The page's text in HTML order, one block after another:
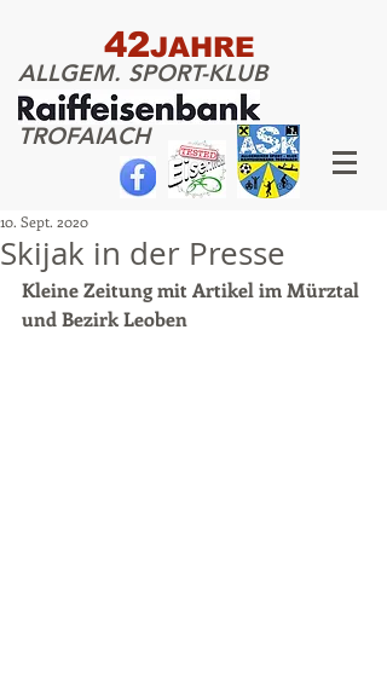
42JAHRE
ALLGEM. SPORT-KLUB
TROFAIACH
Skijak in der Presse
10. Sept. 2020
Kleine Zeitung mit Artikel im Mürztal
und Bezirk Leoben